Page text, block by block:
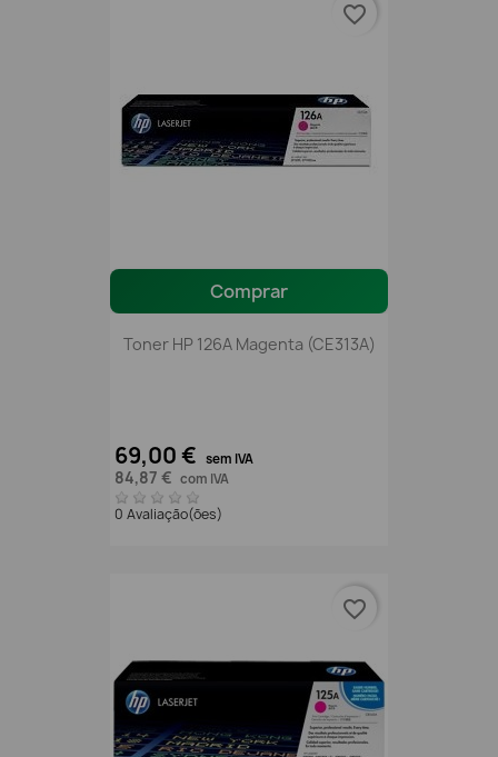
Comprar
Toner HP 126A Magenta (CE313A)
69,00 € sem IVA
84,87 € com IVA
0 Avaliação(ões)
favorite_border
favorite_border